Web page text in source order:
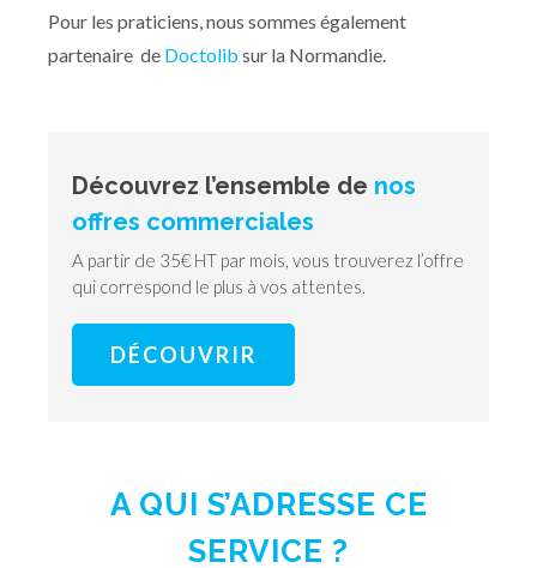
Pour les praticiens, nous sommes également
partenaire de Doctolib sur la Normandie.
Découvrez l’ensemble de nos
offres commerciales
A partir de 35€ HT par mois, vous trouverez l’offre
qui correspond le plus à vos attentes.
DÉCOUVRIR
A QUI S’ADRESSE CE
SERVICE ?